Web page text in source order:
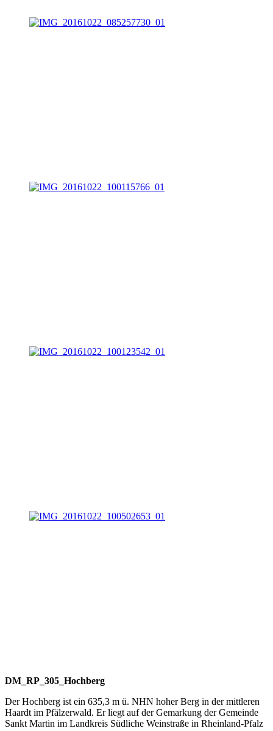
DM_RP_305_Hochberg
Der Hochberg ist ein 635,3 m ü. NHN hoher Berg in der mittleren
Haardt im Pfälzerwald. Er liegt auf der Gemarkung der Gemeinde
Sankt Martin im Landkreis Südliche Weinstraße in Rheinland-Pfalz